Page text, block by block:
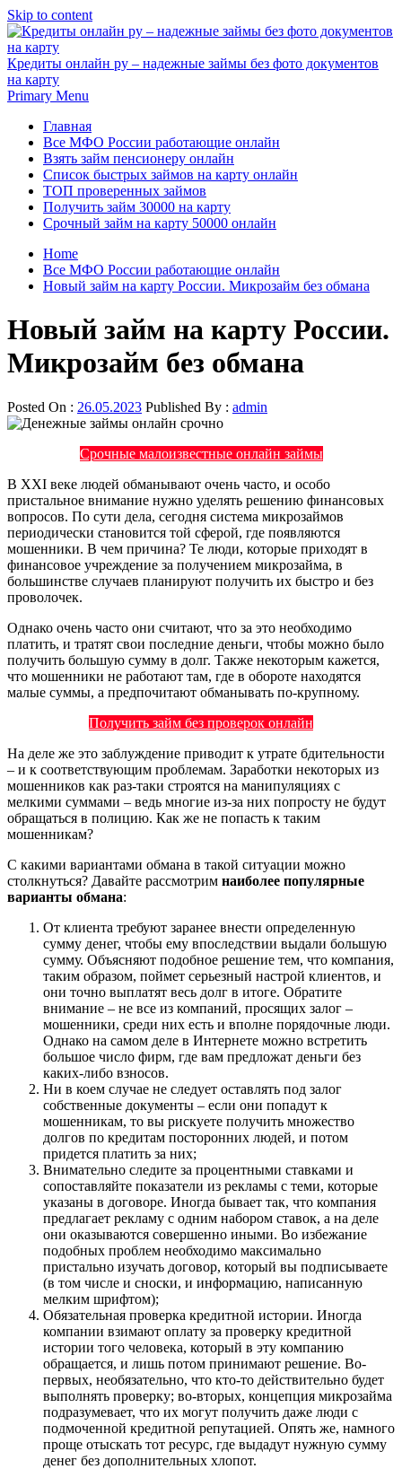
Skip to content
Кредиты онлайн ру – надежные займы без фото документов
на карту
Primary Menu
Главная
Все МФО России работающие онлайн
Взять займ пенсионеру онлайн
Список быстрых займов на карту онлайн
ТОП проверенных займов
Получить займ 30000 на карту
Срочный займ на карту 50000 онлайн
Home
Все МФО России работающие онлайн
Новый займ на карту России. Микрозайм без обмана
Новый займ на карту России.
Микрозайм без обмана
Posted On : 26.05.2023 Published By : admin
Срочные малоизвестные онлайн займы
В XXI веке людей обманывают очень часто, и особо
пристальное внимание нужно уделять решению финансовых
вопросов. По сути дела, сегодня система микрозаймов
периодически становится той сферой, где появляются
мошенники. В чем причина? Те люди, которые приходят в
финансовое учреждение за получением микрозайма, в
большинстве случаев планируют получить их быстро и без
проволочек.
Однако очень часто они считают, что за это необходимо
платить, и тратят свои последние деньги, чтобы можно было
получить большую сумму в долг. Также некоторым кажется,
что мошенники не работают там, где в обороте находятся
малые суммы, а предпочитают обманывать по-крупному.
Получить займ без проверок онлайн
На деле же это заблуждение приводит к утрате бдительности
– и к соответствующим проблемам. Заработки некоторых из
мошенников как раз-таки строятся на манипуляциях с
мелкими суммами – ведь многие из-за них попросту не будут
обращаться в полицию. Как же не попасть к таким
мошенникам?
C какими вариантами обмана в такой ситуации можно
столкнуться? Давайте рассмотрим наиболее популярные
варианты обмана:
От клиента требуют заранее внести определенную
сумму денег, чтобы ему впоследствии выдали большую
сумму. Объясняют подобное решение тем, что компания,
таким образом, поймет серьезный настрой клиентов, и
они точно выплатят весь долг в итоге. Обратите
внимание – не все из компаний, просящих залог –
мошенники, среди них есть и вполне порядочные люди.
Однако на самом деле в Интернете можно встретить
большое число фирм, где вам предложат деньги без
каких-либо взносов.
Ни в коем случае не следует оставлять под залог
собственные документы – если они попадут к
мошенникам, то вы рискуете получить множество
долгов по кредитам посторонних людей, и потом
придется платить за них;
Внимательно следите за процентными ставками и
сопоставляйте показатели из рекламы с теми, которые
указаны в договоре. Иногда бывает так, что компания
предлагает рекламу с одним набором ставок, а на деле
они оказываются совершенно иными. Во избежание
подобных проблем необходимо максимально
пристально изучать договор, который вы подписываете
(в том числе и сноски, и информацию, написанную
мелким шрифтом);
Обязательная проверка кредитной истории. Иногда
компании взимают оплату за проверку кредитной
истории того человека, который в эту компанию
обращается, и лишь потом принимают решение. Во-
первых, необязательно, что кто-то действительно будет
выполнять проверку; во-вторых, концепция микрозайма
подразумевает, что их могут получить даже люди с
подмоченной кредитной репутацией. Опять же, намного
проще отыскать тот ресурс, где выдадут нужную сумму
денег без дополнительных хлопот.